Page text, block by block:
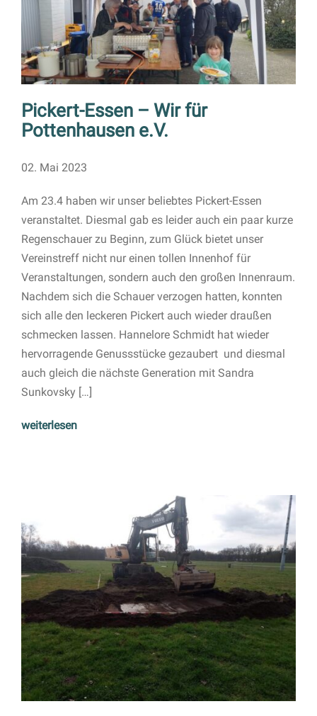
Pickert-Essen – Wir für
Pottenhausen e.V.
02. Mai 2023
Am 23.4 haben wir unser beliebtes Pickert-Essen
veranstaltet. Diesmal gab es leider auch ein paar kurze
Regenschauer zu Beginn, zum Glück bietet unser
Vereinstreff nicht nur einen tollen Innenhof für
Veranstaltungen, sondern auch den großen Innenraum.
Nachdem sich die Schauer verzogen hatten, konnten
sich alle den leckeren Pickert auch wieder draußen
schmecken lassen. Hannelore Schmidt hat wieder
hervorragende Genussstücke gezaubert und diesmal
auch gleich die nächste Generation mit Sandra
Sunkovsky […]
weiterlesen